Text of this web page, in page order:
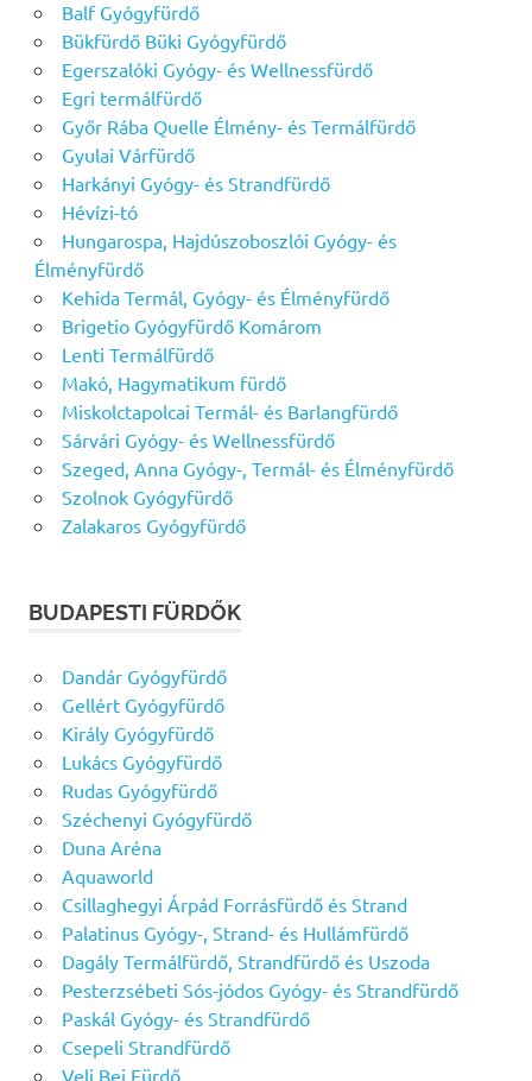
Balf Gyógyfürdő
Bükfürdő Büki Gyógyfürdő
Egerszalóki Gyógy- és Wellnessfürdő
Egri termálfürdő
Győr Rába Quelle Élmény- és Termálfürdő
Gyulai Várfürdő
Harkányi Gyógy- és Strandfürdő
Hévízi-tó
Hungarospa, Hajdúszoboszlói Gyógy- és
Élményfürdő
Kehida Termál, Gyógy- és Élményfürdő
Brigetio Gyógyfürdő Komárom
Lenti Termálfürdő
Makó, Hagymatikum fürdő
Miskolctapolcai Termál- és Barlangfürdő
Sárvári Gyógy- és Wellnessfürdő
Szeged, Anna Gyógy-, Termál- és Élményfürdő
Szolnok Gyógyfürdő
Zalakaros Gyógyfürdő
BUDAPESTI FÜRDŐK
Dandár Gyógyfürdő
Gellért Gyógyfürdő
Király Gyógyfürdő
Lukács Gyógyfürdő
Rudas Gyógyfürdő
Széchenyi Gyógyfürdő
Duna Aréna
Aquaworld
Csillaghegyi Árpád Forrásfürdő és Strand
Palatinus Gyógy-, Strand- és Hullámfürdő
Dagály Termálfürdő, Strandfürdő és Uszoda
Pesterzsébeti Sós-jódos Gyógy- és Strandfürdő
Paskál Gyógy- és Strandfürdő
Csepeli Strandfürdő
Veli Bej Fürdő